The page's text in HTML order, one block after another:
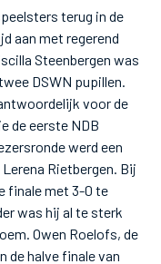
terug in de
aan met regerend
Steenbergen was
DSWN pupillen.
voor de
de eerste NDB
werd een
Rietbergen. Bij
finale met 3-0 te
was hij al te sterk
Owen Roelofs, de
de halve finale van